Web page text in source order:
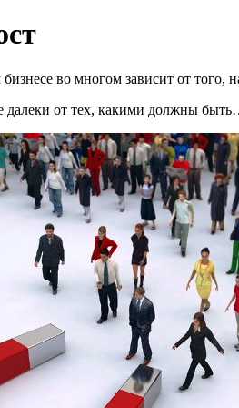
во многом зависит от
от тех, какими должны